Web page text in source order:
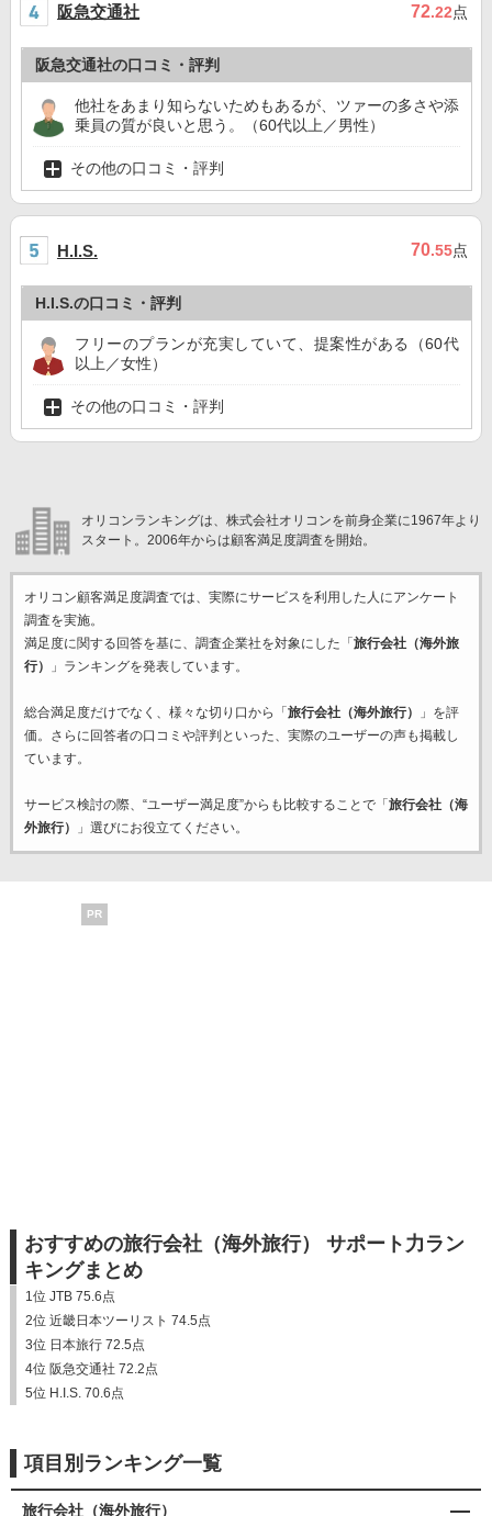
阪急交通社 72.22点
阪急交通社の口コミ・評判
他社をあまり知らないためもあるが、ツァーの多さや添
乗員の質が良いと思う。（60代以上／男性）
その他の口コミ・評判
H.I.S. 70.55点
H.I.S.の口コミ・評判
フリーのプランが充実していて、提案性がある（60代
以上／女性）
その他の口コミ・評判
オリコンランキングは、株式会社オリコンを前身企業に1967年より
スタート。2006年からは顧客満足度調査を開始。
オリコン顧客満足度調査では、実際にサービスを利用した 人にアンケート
調査を実施。
満足度に関する回答を基に、調査企業社を対象にした「 旅行会社（海外旅
行）
」ランキングを発表しています。
総合満足度だけでなく、様々な切り口から「 旅行会社（海外旅行）
」を評
価。さらに回答者の口コミや評判といった、実際のユーザーの声も掲載し
ています。
サービス検討の際、“ユーザー満足度”からも比較することで「 旅行会社（海
外旅行）
」選びにお役立てください。
PR
おすすめの旅行会社（海外旅行） サポート力ラン
キングまとめ
1位 JTB 75.6点
2位 近畿日本ツーリスト 74.5点
3位 日本旅行 72.5点
4位 阪急交通社 72.2点
5位 H.I.S. 70.6点
項目別ランキング一覧
旅行会社（海外旅行）